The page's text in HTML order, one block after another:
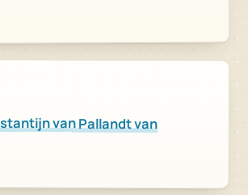
van Pallandt van